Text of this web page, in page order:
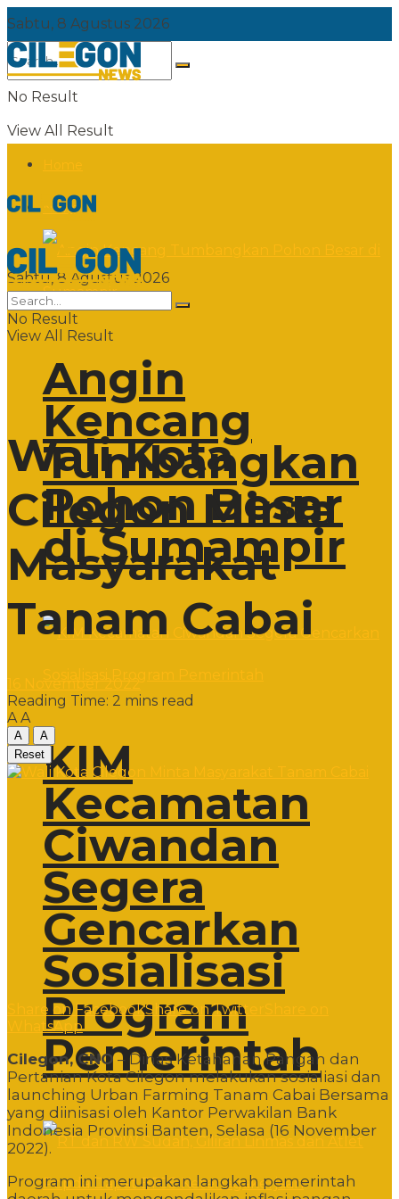
Sabtu, 8 Agustus 2026
No Result
View All Result
News
Angin
Kencang
Tumbangkan
Pohon Besar
di Sumampir
KIM
Kecamatan
Ciwandan
Segera
Gencarkan
Sosialisasi
Program
Pemerintah
Sabtu, 8 Agustus 2026
No Result
View All Result
Wali Kota
Cilegon Minta
Masyarakat
Tanam Cabai
Reading Time: 2 mins read
A A
A
A
Reset
Share on FacebookShare on Twitter
WhatsApp
Cilegon, CNO– Dinas Ketahanan Pangan dan
Pertanian Kota Cilegon melakukan sosialiasi dan
launching Urban Farming Tanam Cabai Bersama
yang diinisasi oleh Kantor Perwakilan Bank
Indonesia Provinsi Banten, Selasa (16 November
2022).
Program ini merupakan langkah pemerintah